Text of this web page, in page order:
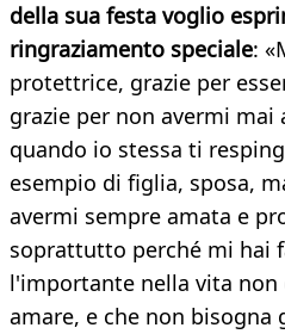
della sua festa voglio
ringraziamento speciale:
protettrice, grazie per
grazie per non avermi mai
quando io stessa ti
esempio di figlia, sposa,
avermi sempre amata e
soprattutto perché mi hai
l'importante nella vita non
amare, e che non bisogna